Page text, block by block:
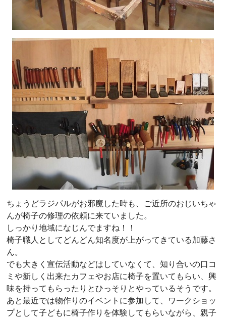
ちょうどラジパルがお邪魔した時も、ご近所のおじいちゃ
んが椅子の修理の依頼に来ていました。
しっかり地域になじんでますね！！
椅子職人としてどんどん知名度が上がってきている加藤さ
ん。
でも大きく宣伝活動などはしていなくて、知り合いの口コ
ミや新しく出来たカフェやお店に椅子を置いてもらい、興
味を持ってもらったりとひっそりとやっているそうです。
あと最近では物作りのイベントに参加して、ワークショッ
プとして子どもに椅子作りを体験してもらいながら、親子